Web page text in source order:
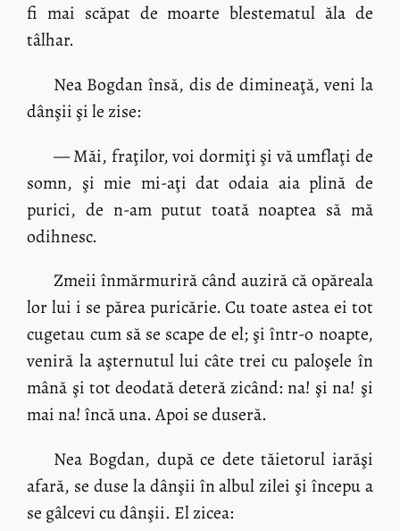
fi mai scăpat de moarte blestematul ăla de
tâlhar.
Nea Bogdan însă, dis de dimineaţă, veni la
dânşii şi le zise:
— Măi, fraţilor, voi dormiţi şi vă umflaţi de
somn, şi mie mi-aţi dat odaia aia plină de
purici, de n-am putut toată noaptea să mă
odihnesc.
Zmeii înmărmuriră când auziră că opăreala
lor lui i se părea puricărie. Cu toate astea ei tot
cugetau cum să se scape de el; şi într-o noapte,
veniră la aşternutul lui câte trei cu paloşele în
mână şi tot deodată deteră zicând: na! şi na! şi
mai na! încă una. Apoi se duseră.
Nea Bogdan, după ce dete tăietorul iarăşi
afară, se duse la dânşii în albul zilei şi începu a
se gâlcevi cu dânşii. El zicea: